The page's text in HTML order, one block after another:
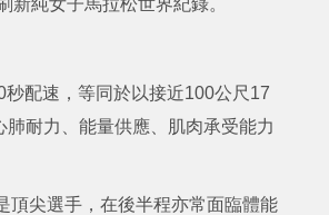
配速，等同於以接近100公尺17
耐力、能量供應、肌肉承受能力
頂尖選手，在後半程亦常面臨體能